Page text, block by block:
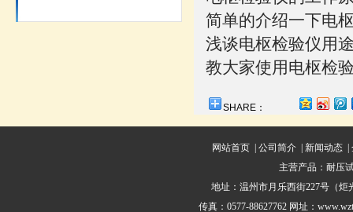
简单的介绍一下电
浅谈电枢检验仪用
教大家使用电枢检
SHARE：
网站首页| 公司简介| 新闻动态|
主营产品： 耐压
地址：温州市月乐西街227号（炬
传真：0577-88627762 网址：